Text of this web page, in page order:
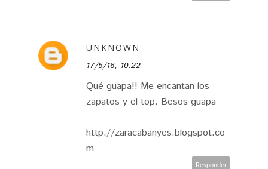
UNKNOWN
17/5/16, 10:22
Qué guapa!! Me encantan los
zapatos y el top. Besos guapa
http://zaracabanyes.blogspot.co
m
Responder